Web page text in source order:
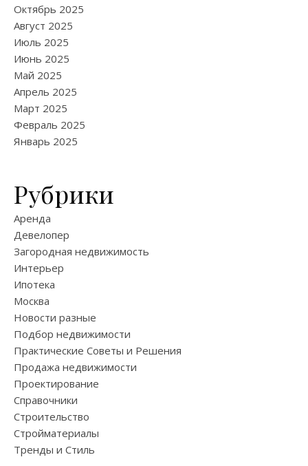
Октябрь 2025
Август 2025
Июль 2025
Июнь 2025
Май 2025
Апрель 2025
Март 2025
Февраль 2025
Январь 2025
Рубрики
Аренда
Девелопер
Загородная недвижимость
Интерьер
Ипотека
Москва
Новости разные
Подбор недвижимости
Практические Советы и Решения
Продажа недвижимости
Проектирование
Справочники
Строительство
Стройматериалы
Тренды и Стиль